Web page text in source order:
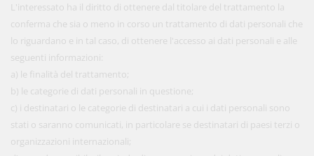
L'interessato ha il diritto di ottenere dal titolare del trattamento la
conferma che sia o meno in corso un trattamento di dati personali che
lo riguardano e in tal caso, di ottenere l'accesso ai dati personali e alle
seguenti informazioni:
a) le finalità del trattamento;
b) le categorie di dati personali in questione;
c) i destinatari o le categorie di destinatari a cui i dati personali sono
stati o saranno comunicati, in particolare se destinatari di paesi terzi o
organizzazioni internazionali;